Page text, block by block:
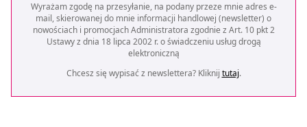
Wyrażam zgodę na przesyłanie, na podany przeze mnie adres e-
mail, skierowanej do mnie informacji handlowej (newsletter) o
nowościach i promocjach Administratora zgodnie z Art. 10 pkt 2
Ustawy z dnia 18 lipca 2002 r. o świadczeniu usług drogą
elektroniczną
Chcesz się wypisać z newslettera? Kliknij tutaj.